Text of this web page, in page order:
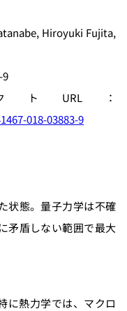
Hiroyuki Fujita,
9
URL：
018-03883-9
状態。量子力学は不確
矛盾しない範囲で最大
に熱力学では、マクロ